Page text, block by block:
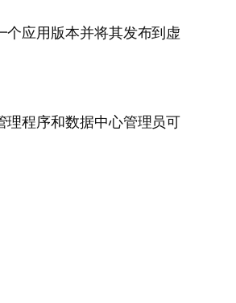
应用版本并将其发布到虚
理程序和数据中心管理员可